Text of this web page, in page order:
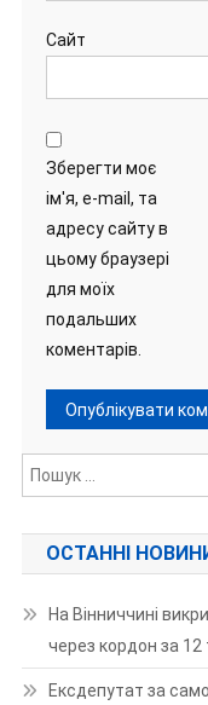
Сайт
Зберегти моє
ім'я, e-mail, та
адресу сайту в
цьому браузері
для моїх
подальших
коментарів.
ОСТАННІ
На Вінниччині
через кордон за 12
Ексдепутат за